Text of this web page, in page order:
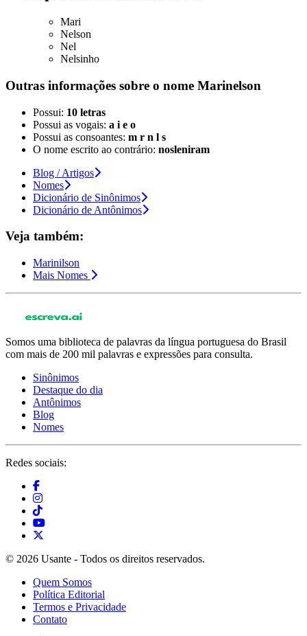
Mari
Nelson
Nel
Nelsinho
Outras informações sobre o nome Marinelson
Possui: 10 letras
Possui as vogais: a i e o
Possui as consoantes: m r n l s
O nome escrito ao contrário: nosleniram
Blog / Artigos
Nomes
Dicionário de Sinônimos
Dicionário de Antônimos
Veja também:
Marinilson
Mais Nomes
Somos uma biblioteca de palavras da língua portuguesa do Brasil
com mais de 200 mil palavras e expressões para consulta.
Sinônimos
Destaque do dia
Antônimos
Blog
Nomes
Redes sociais:
© 2026 Usante - Todos os direitos reservados.
Quem Somos
Política Editorial
Termos e Privacidade
Contato